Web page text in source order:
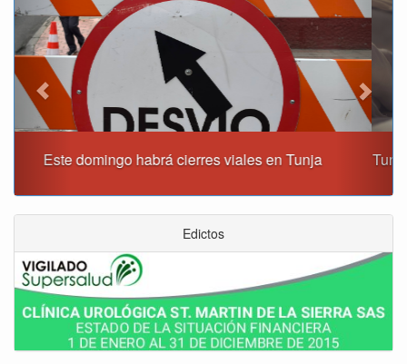
Tunja albergará el Simposio Regional en Asfixia Perinatal,
Edictos